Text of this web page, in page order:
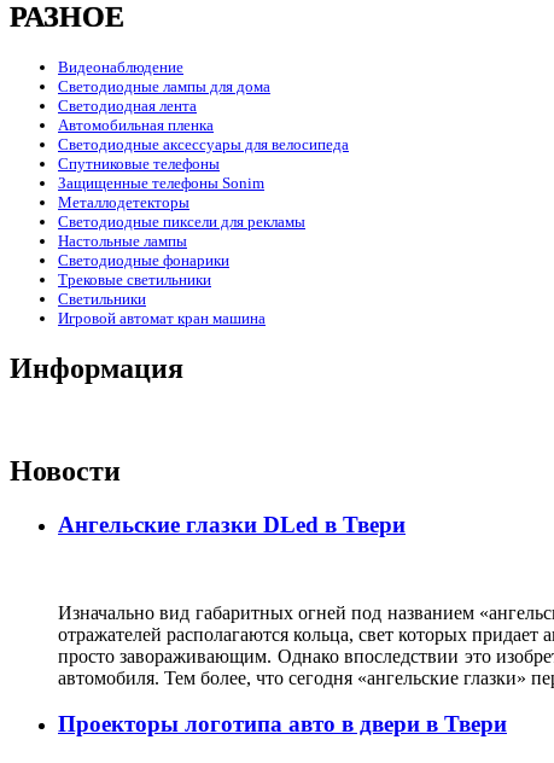
РАЗНОЕ
Видеонаблюдение
Светодиодные лампы для дома
Светодиодная лента
Автомобильная пленка
Светодиодные аксессуары для велосипеда
Спутниковые телефоны
Защищенные телефоны Sonim
Металлодетекторы
Светодиодные пиксели для рекламы
Настольные лампы
Светодиодные фонарики
Трековые светильники
Светильники
Игровой автомат кран машина
Информация
Новости
Ангельские глазки DLed в Твери
Изначально вид габаритных огней под названием
отражателей располагаются кольца, свет которых
просто завораживающим. Однако впоследствии это
автомобиля. Тем более, что сегодня «ангельские
Проекторы логотипа авто в двери в Твери